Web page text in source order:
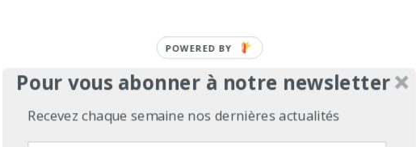
Pour vous abonner à notre newsletter
Recevez chaque semaine nos dernières actualités